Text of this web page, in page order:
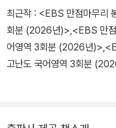
최근작 : <EBS 만점마무리
회분 (2026년)>,<EBS 만
어영역 3회분 (2026년)>,
고난도 국어영역 3회분